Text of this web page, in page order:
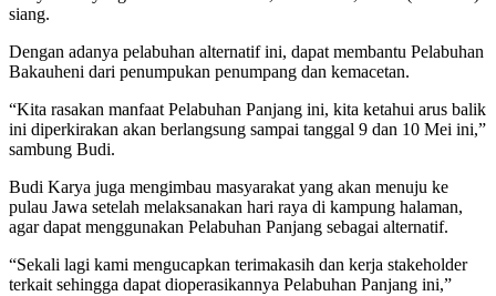
siang.
Dengan adanya pelabuhan alternatif ini, dapat membantu Pelabuhan
Bakauheni dari penumpukan penumpang dan kemacetan.
“Kita rasakan manfaat Pelabuhan Panjang ini, kita ketahui arus balik
ini diperkirakan akan berlangsung sampai tanggal 9 dan 10 Mei ini,”
sambung Budi.
Budi Karya juga mengimbau masyarakat yang akan menuju ke
pulau Jawa setelah melaksanakan hari raya di kampung halaman,
agar dapat menggunakan Pelabuhan Panjang sebagai alternatif.
“Sekali lagi kami mengucapkan terimakasih dan kerja stakeholder
terkait sehingga dapat dioperasikannya Pelabuhan Panjang ini,”